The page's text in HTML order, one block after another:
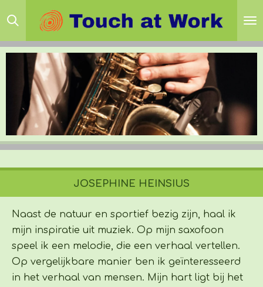
Ga
direct
naar
hoofdinhoud
JOSEPHINE HEINSIUS
Naast de natuur en sportief bezig zijn, haal ik
mijn inspiratie uit muziek. Op mijn saxofoon
speel ik een melodie, die een verhaal vertellen.
Op vergelijkbare manier ben ik geïnteresseerd
in het verhaal van mensen. Mijn hart ligt bij het